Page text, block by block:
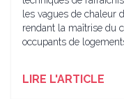
les vagues de chaleur
rendant la maîtrise du
occupants de
LIRE L'ARTICLE